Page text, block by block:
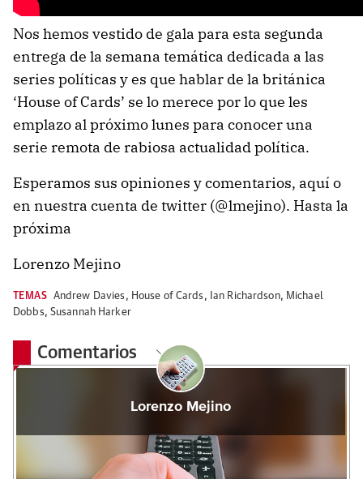
Nos hemos vestido de gala para esta segunda
entrega de la semana temática dedicada a las
series políticas y es que hablar de la británica
‘House of Cards’ se lo merece por lo que les
emplazo al próximo lunes para conocer una
serie remota de rabiosa actualidad política.
Esperamos sus opiniones y comentarios, aquí o
en nuestra cuenta de twitter (@lmejino). Hasta la
próxima
Lorenzo Mejino
TEMAS Andrew Davies, House of Cards, Ian Richardson, Michael
Dobbs, Susannah Harker
Comentarios
Lorenzo Mejino